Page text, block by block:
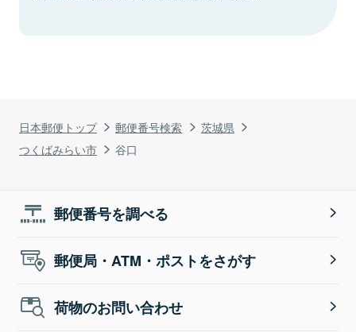
日本郵便トップ 郵便番号検索
茨城県
つくばみらい市
谷口
郵便番号を調べる
郵便局・ATM・ポストをさがす
荷物のお問い合わせ